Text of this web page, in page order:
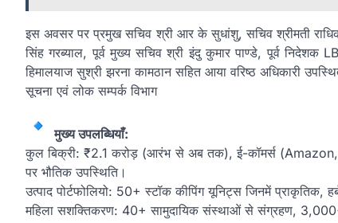
इस अवसर पर प्रमुख सचिव श्री आर के सुधांशु, सचिव श्रीमती
सिंह गरब्याल, पूर्व मुख्य सचिव श्री इंदु कुमार पाण्डे, पूर्व
हिमालयाज सुश्री झरना कामठान सहित आया वरिष्ठ अधिकारी
सूचना एवं लोक सम्पर्क विभाग
मुख्य उपलब्धियाँ:
कुल बिक्री: ₹2.1 करोड़ (आरंभ से अब तक), ई-कॉमर्स
पर भौतिक उपस्थिति।
उत्पाद पोर्टफोलियो: 50+ स्टॉक कीपिंग यूनिट्स जिनमें प्राकृतिक,
महिला सशक्तिकरण: 40+ सामुदायिक संस्थाओं से संग्रहण,